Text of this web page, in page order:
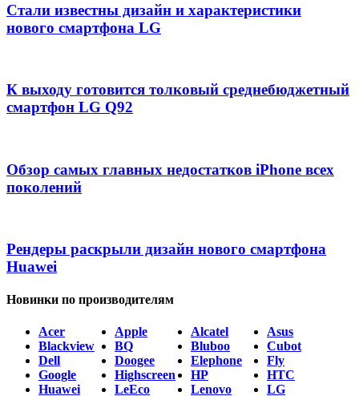
Стали известны дизайн и характеристики
нового смартфона LG
К выходу готовится толковый среднебюджетный
смартфон LG Q92
Обзор самых главных недостатков iPhone всех
поколений
Рендеры раскрыли дизайн нового смартфона
Huawei
Новинки по производителям
Acer Apple Alcatel
Asus
Blackview
BQ Bluboo
Cubot
Dell
Doogee Elephone
Fly
Google
Highscreen HP
HTC
Huawei
LeEco Lenovo
LG